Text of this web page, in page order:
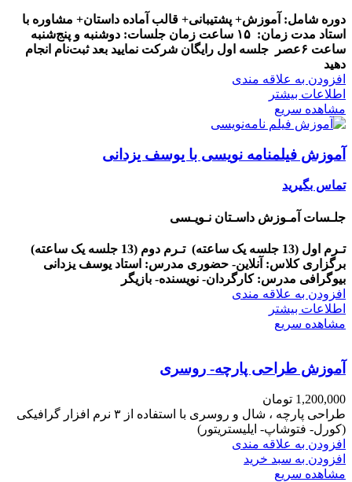
دوره شامل: آموزش+ پشتیبانی+ قالب آماده داستان+ مشاوره با
استاد مدت زمان: ۱۵ ساعت
زمان جلسات: دوشنبه و پنج‌شنبه
ساعت ۶عصر
جلسه اول رایگان شرکت نمایید بعد ثبت‌نام انجام
دهید
افزودن به علاقه مندی
اطلاعات بیشتر
مشاهده سریع
آموزش فیلمنامه نویسی با یوسف یزدانی
تماس بگیرید
جلـسات آمـوزش داسـتان نـویـسی
تـرم اول (13 جلسه یک ساعته)
تـرم دوم (13 جلسه یک ساعته)
برگزاری کلاس: آنلاین- حضوری مدرس: استاد یوسف یزدانی
بیوگرافی مدرس: کارگردان- نویسنده- بازیگر
افزودن به علاقه مندی
اطلاعات بیشتر
مشاهده سریع
آموزش طراحی پارچه- روسری
1,200,000 تومان
طراحی پارچه ، شال و روسری با استفاده از ۳ نرم افزار گرافیکی
(کورل- فتوشاپ- ایلیستریتور)
افزودن به علاقه مندی
افزودن به سبد خرید
مشاهده سریع